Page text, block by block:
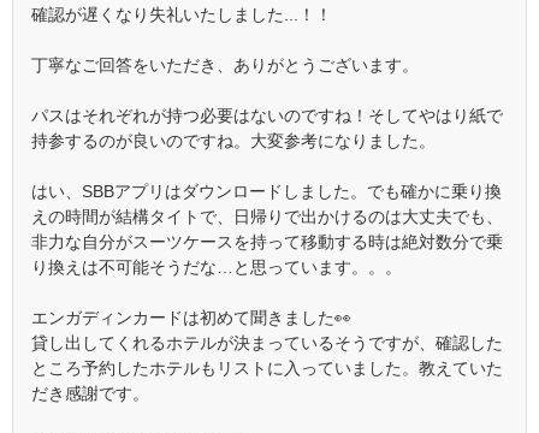
確認が遅くなり失礼いたしました...！！
丁寧なご回答をいただき、ありがとうございます。
パスはそれぞれが持つ必要はないのですね！そしてやはり紙で
持参するのが良いのですね。大変参考になりました。
はい、SBBアプリはダウンロードしました。でも確かに乗り換
えの時間が結構タイトで、日帰りで出かけるのは大丈夫でも、
非力な自分がスーツケースを持って移動する時は絶対数分で乗
り換えは不可能そうだな…と思っています。。。
エンガディンカードは初めて聞きました👀
貸し出してくれるホテルが決まっているそうですが、確認した
ところ予約したホテルもリストに入っていました。教えていた
だき感謝です。